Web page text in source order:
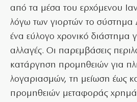
από τα μέσα του ερχόμενου
λόγω των γιορτών το σύστημα
ένα εύλογο χρονικό διάστημα
αλλαγές. Οι παρεμβάσεις
κατάργηση προμηθειών για
λογαριασμών, τη μείωση έως
προμηθειών μεταφοράς